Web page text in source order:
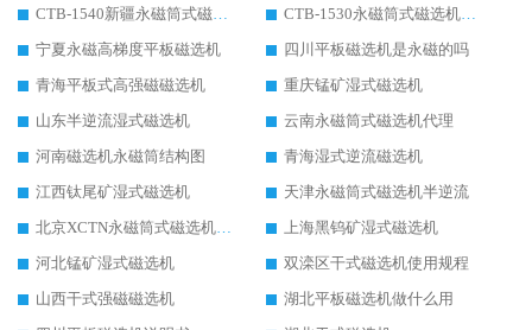
CTB-1540新疆永磁筒式磁选机
CTB-1530永磁筒式磁选机代理商
宁夏永磁高梯度平板磁选机
四川平板磁选机是永磁的吗
青海平板式高强磁磁选机
重庆锰矿湿式磁选机
山东半逆流湿式磁选机
云南永磁筒式磁选机代理
河南磁选机永磁筒结构图
青海湿式逆流磁选机
江西钛尾矿湿式磁选机
天津永磁筒式磁选机半逆流
北京XCTN永磁筒式磁选机磁块位置
上海黑钨矿湿式磁选机
河北锰矿湿式磁选机
双滦区干式磁选机使用规程
山西干式强磁磁选机
湖北平板磁选机做什么用